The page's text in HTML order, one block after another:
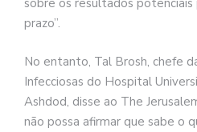
sobre os resultados potenciais
prazo”.
No entanto, Tal Brosh, chefe
Infecciosas do Hospital
Ashdod, disse ao The
não possa afirmar que sabe o